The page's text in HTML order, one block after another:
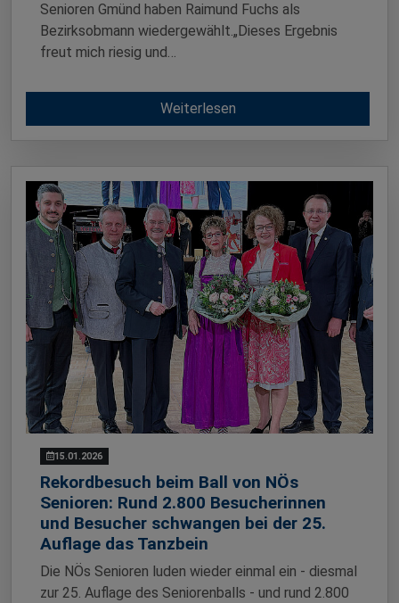
Senioren Gmünd haben Raimund Fuchs als
Bezirksobmann wiedergewählt.„Dieses Ergebnis
freut mich riesig und…
Weiterlesen
15.01.2026
Rekordbesuch beim Ball von NÖs
Senioren: Rund 2.800 Besucherinnen
und Besucher schwangen bei der 25.
Auflage das Tanzbein
Die NÖs Senioren luden wieder einmal ein - diesmal
zur 25. Auflage des Seniorenballs - und rund 2.800